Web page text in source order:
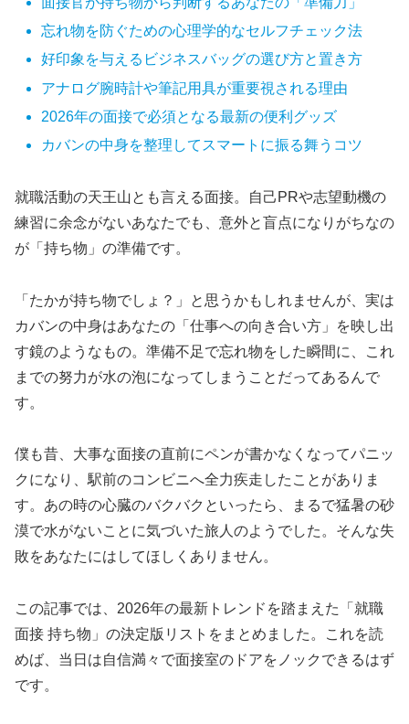
忘れ物を防ぐための心理学的なセルフチェック法
好印象を与えるビジネスバッグの選び方と置き方
アナログ腕時計や筆記用具が重要視される理由
2026年の面接で必須となる最新の便利グッズ
カバンの中身を整理してスマートに振る舞うコツ
就職活動の天王山とも言える面接。自己PRや志望動機の
練習に余念がないあなたでも、意外と盲点になりがちなの
が「持ち物」の準備です。
「たかが持ち物でしょ？」と思うかもしれませんが、実は
カバンの中身はあなたの「仕事への向き合い方」を映し出
す鏡のようなもの。準備不足で忘れ物をした瞬間に、これ
までの努力が水の泡になってしまうことだってあるんで
す。
僕も昔、大事な面接の直前にペンが書かなくなってパニッ
クになり、駅前のコンビニへ全力疾走したことがありま
す。あの時の心臓のバクバクといったら、まるで猛暑の砂
漠で水がないことに気づいた旅人のようでした。そんな失
敗をあなたにはしてほしくありません。
この記事では、2026年の最新トレンドを踏まえた「就職
面接 持ち物」の決定版リストをまとめました。これを読
めば、当日は自信満々で面接室のドアをノックできるはず
です。